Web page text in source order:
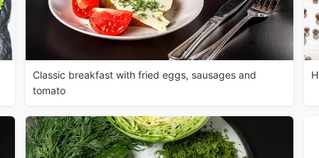
Classic breakfast with fried eggs, sausages and
tomato